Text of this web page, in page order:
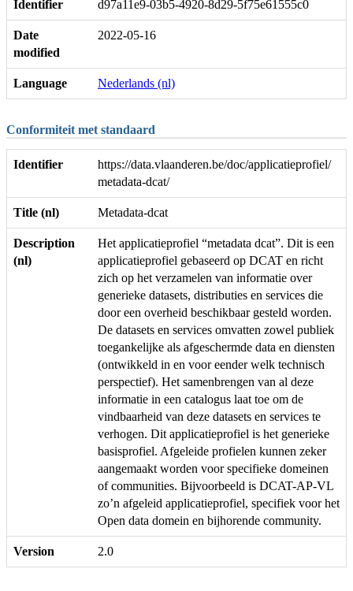
Identifier d97a11e9-03b5-4920-8d29-5f75e61555c0
Date
modified
2022-05-16
Language Nederlands (nl)
Conformiteit met standaard
Identifier
https://data.vlaanderen.be/doc/applicatieprofiel/
metadata-dcat/
Title (nl) Metadata-dcat
Description
(nl)
Het applicatieprofiel “metadata dcat”. Dit is een
applicatieprofiel gebaseerd op DCAT en richt
zich op het verzamelen van informatie over
generieke datasets, distributies en services die
door een overheid beschikbaar gesteld worden.
De datasets en services omvatten zowel publiek
toegankelijke als afgeschermde data en diensten
(ontwikkeld in en voor eender welk technisch
perspectief). Het samenbrengen van al deze
informatie in een catalogus laat toe om de
vindbaarheid van deze datasets en services te
verhogen. Dit applicatieprofiel is het generieke
basisprofiel. Afgeleide profielen kunnen zeker
aangemaakt worden voor specifieke domeinen
of communities. Bijvoorbeeld is DCAT-AP-VL
zo’n afgeleid applicatieprofiel, specifiek voor het
Open data domein en bijhorende community.
Version 2.0